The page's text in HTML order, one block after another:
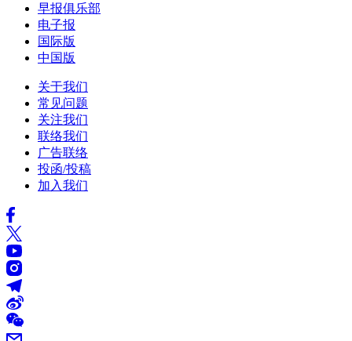
早报俱乐部
电子报
国际版
中国版
关于我们
常见问题
关注我们
联络我们
广告联络
投函/投稿
加入我们